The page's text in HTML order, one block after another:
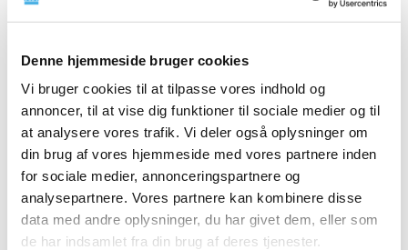
Denne hjemmeside bruger cookies
Vi bruger cookies til at tilpasse vores indhold og
annoncer, til at vise dig funktioner til sociale medier og til
at analysere vores trafik. Vi deler også oplysninger om
din brug af vores hjemmeside med vores partnere inden
for sociale medier, annonceringspartnere og
analysepartnere. Vores partnere kan kombinere disse
data med andre oplysninger, du har givet dem, eller som
de har indsamlet fra din brug af deres tjenester.
2024 (224)
2022 (197)
2021 (516)
2020 (263)
2019 (159)
2018 (150)
2016 (167)
2015 (33)